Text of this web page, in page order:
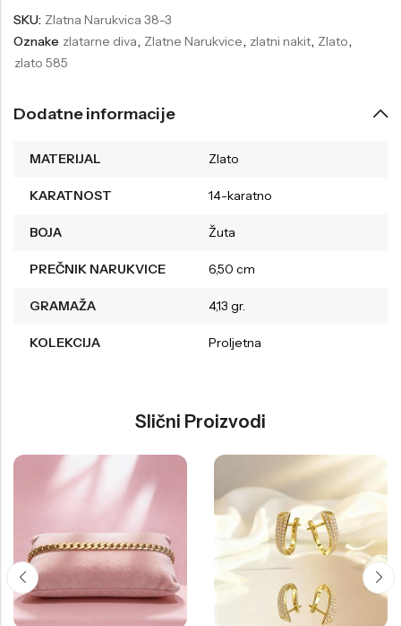
SKU: Zlatna Narukvica 38-3
Oznake zlatarne diva, Zlatne Narukvice, zlatni nakit, Zlato,
zlato 585
Dodatne informacije
MATERIJAL Zlato
KARATNOST 14-karatno
BOJA Žuta
PREČNIK NARUKVICE 6,50 cm
GRAMAŽA 4,13 gr.
KOLEKCIJA Proljetna
Slični Proizvodi
Welder
Liu-Jo
Daniel Klein
Festina
UP!
Wesse
Daisy Dixon
Liu-Jo
Diesel
Versus